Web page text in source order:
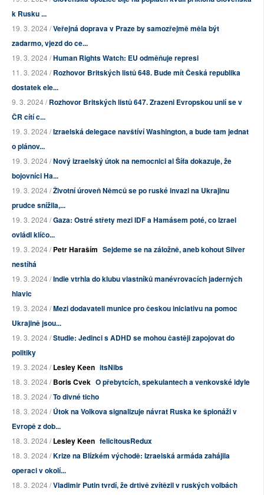
k Rusku ...
19. 3. 2024 /Veřejná doprava v Praze by samozřejmě měla být
zadarmo, vjezd do ce...
19. 3. 2024 /Human Rights Watch: EU odměňuje represi
11. 3. 2024 /Rozhovor Britských listů 648. Bude mít Česká republika
dostatek ele...
9. 3. 2024 /Rozhovor Britských listů 647. Zrazeni Evropskou unií se v
ČR cítí c...
19. 3. 2024 /Izraelská delegace navštíví Washington, a bude tam jednat
o plánov...
19. 3. 2024 /Nový izraelský útok na nemocnici al Šífa dokazuje, že
bojovníci Ha...
19. 3. 2024 /Životní úroveň Němců se po ruské invazi na Ukrajinu
prudce snížila,...
19. 3. 2024 /Gaza: Ostré střety mezi IDF a Hamásem poté, co Izrael
ovládl klíčo...
19. 3. 2024 /Petr Haraším Sejdeme se na záložně, aneb kohout Silver
nestíhá
19. 3. 2024 /Indie vtrhla do klubu vlastníků manévrovacích jaderných
hlavic
19. 3. 2024 /Mezi dodavateli munice pro českou iniciativu na pomoc
Ukrajině jsou...
19. 3. 2024 /Studie: Jedinci s ADHD se mohou častěji zapojovat do
politiky
19. 3. 2024 /Lesley Keen itsNibs
18. 3. 2024 /Boris Cvek O přebytcích, spekulantech a venkovské idyle
18. 3. 2024 /To divné ticho
18. 3. 2024 /Útok na Volkova signalizuje návrat Ruska ke špionáži v
Evropě z dob...
18. 3. 2024 /Lesley Keen felicitousRedux
18. 3. 2024 /Krize na Blízkém východě: Izraelská armáda zahájila
operaci v okolí...
18. 3. 2024 /Vladimir Putin tvrdí, že drtivě zvítězil v ruských volbách